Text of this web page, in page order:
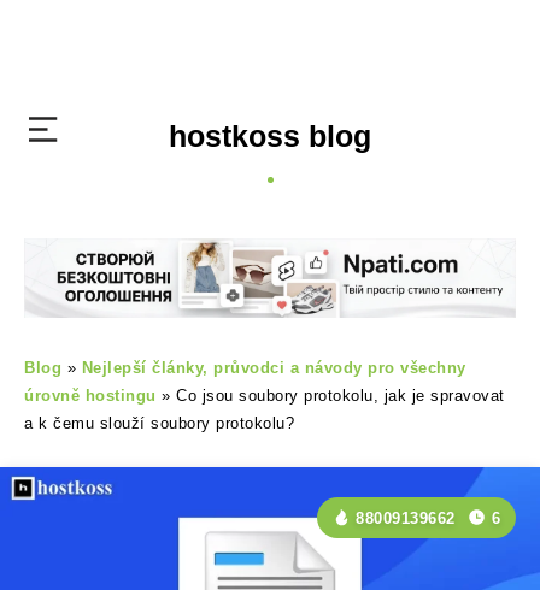
hostkoss blog
Blog » Nejlepší články, průvodci a návody pro všechny
úrovně hostingu » Co jsou soubory protokolu, jak je spravovat
a k čemu slouží soubory protokolu?
88009139662 6